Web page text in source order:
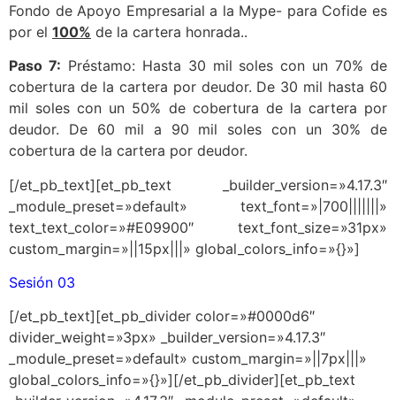
Fondo de Apoyo Empresarial a la Mype- para Cofide es
por el 100% de la cartera honrada..
Paso 7: Préstamo: Hasta 30 mil soles con un 70% de
cobertura de la cartera por deudor. De 30 mil hasta 60
mil soles con un 50% de cobertura de la cartera por
deudor. De 60 mil a 90 mil soles con un 30% de
cobertura de la cartera por deudor.
[/et_pb_text][et_pb_text _builder_version=»4.17.3″
_module_preset=»default» text_font=»|700|||||||»
text_text_color=»#E09900″ text_font_size=»31px»
custom_margin=»||15px|||» global_colors_info=»{}»]
Sesión 03
[/et_pb_text][et_pb_divider color=»#0000d6″
divider_weight=»3px» _builder_version=»4.17.3″
_module_preset=»default» custom_margin=»||7px|||»
global_colors_info=»{}»][/et_pb_divider][et_pb_text